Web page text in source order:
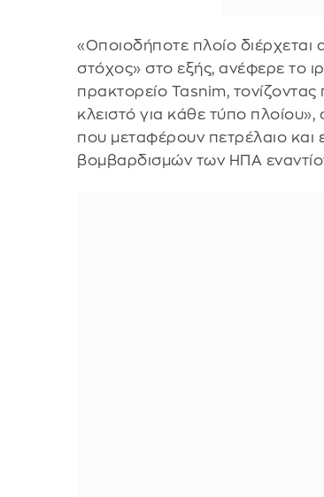
«Οποιοδήποτε πλοίο διέρχεται
στόχος» στο εξής, ανέφερε το
πρακτορείο Tasnim,
κλειστό για κάθε τύπο
που μεταφέρουν πετρέλαιο
βομβαρδισμών των ΗΠΑ